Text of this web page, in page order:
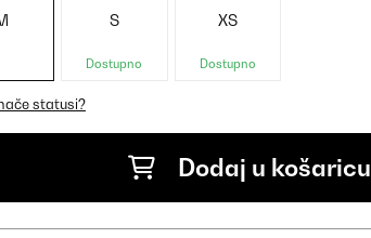
S
Dostupno
XS
Dostupno
statusi?
Dodaj u košaricu